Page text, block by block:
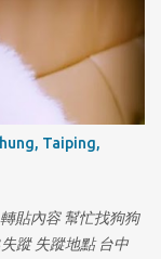
Taiping,
貼內容 幫忙找狗狗
蹤 失蹤地點 台中